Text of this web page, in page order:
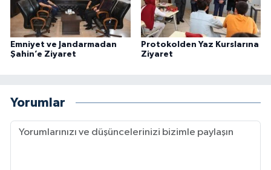
Emniyet ve Jandarmadan
Şahin’e Ziyaret
Protokolden Yaz Kurslarına
Ziyaret
Yorumlar